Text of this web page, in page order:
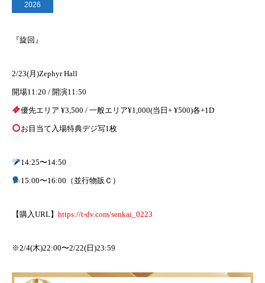
2026
『旋回』
2/23(月)Zephyr Hall
開場11:20 / 開演11:50
優先エリア ¥3,500 / 一般エリア¥1,000(当日+ ¥500)各+1D
お目当て入場特典デジ写1枚
14:25〜14:50
15:00〜16:00（並行物販Ｃ）
【購入URL】 https://t-dv.com/senkai_0223
※2/4(木)22:00〜2/22(日)23:59